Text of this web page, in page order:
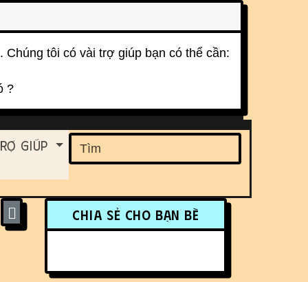
Chúng tôi có vài trợ giúp bạn có thể cần:
?
Giúp
More content and
Chia sẻ cho bạn bè